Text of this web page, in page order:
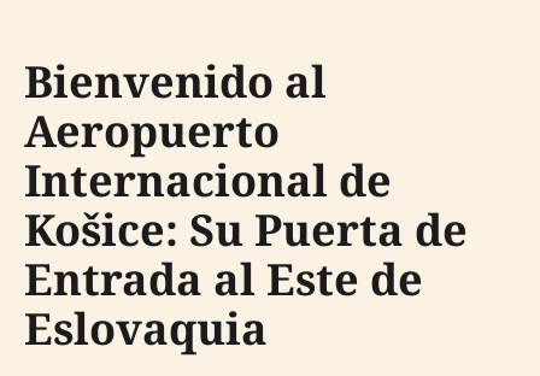
Bienvenido al
Aeropuerto
Internacional de
Košice: Su Puerta de
Entrada al Este de
Eslovaquia